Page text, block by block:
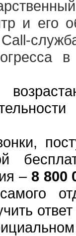
и его
– 8 800